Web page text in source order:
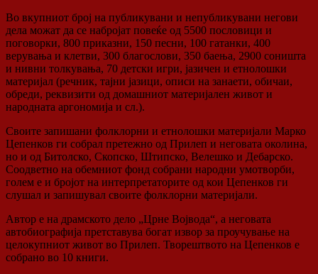
Во вкупниот број на публикувани и непубликувани негови
дела можат да се набројат повеќе од 5500 пословици и
поговорки, 800 приказни, 150 песни, 100 гатанки, 400
верувања и клетви, 300 благослови, 350 баења, 2900 соништа
и нивни толкувања, 70 детски игри, јазичен и етнолошки
материјал (речник, тајни јазици, описи на занаети, обичаи,
обреди, реквизити од домашниот материјален живот и
народната аргономија и сл.).
Своите запишани фолклорни и етнолошки материјали Марко
Цепенков ги собрал претежно од Прилеп и неговата околина,
но и од Битолско, Скопско, Штипско, Велешко и Дебарско.
Соодветно на обемниот фонд собрани народни умотворби,
голем е и бројот на интерпретаторите од кои Цепенков ги
слушал и запишувал своите фолклорни материјали.
Автор е на драмското дело „Црне Војвода“, а неговата
автобиографија претставува богат извор за проучување на
целокупниот живот во Прилеп. Творештвото на Цепенков е
собрано во 10 книги.